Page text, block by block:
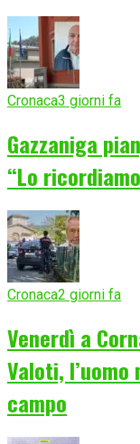
Cronaca3 giorni fa
Gazzaniga
“Lo
Cronaca2 giorni fa
Venerdì a
Valoti,
campo